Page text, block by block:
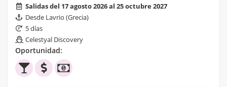
Salidas del 17 agosto 2026 al 25 octubre 2027
Desde Lavrio (Grecia)
5 días
Celestyal Discovery
Oportunidad: